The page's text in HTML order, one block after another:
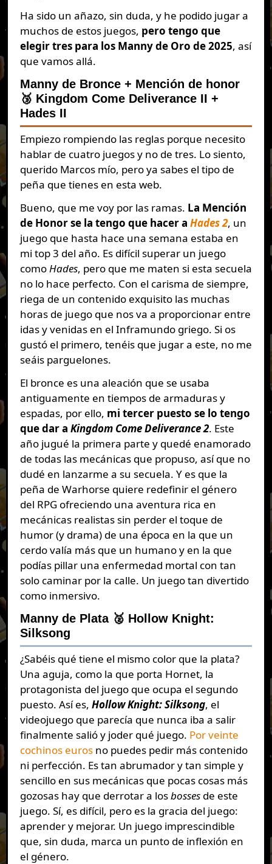
Ha sido un añazo, sin duda, y he podido jugar a
muchos de estos juegos, pero tengo que
elegir tres para los Manny de Oro de 2025, así
que vamos allá.
Manny de Bronce + Mención de honor
🥉 Kingdom Come Deliverance II +
Hades II
Empiezo rompiendo las reglas porque necesito
hablar de cuatro juegos y no de tres. Lo siento,
querido Marcos mío, pero ya sabes el tipo de
peña que tienes en esta web.
Bueno, que me voy por las ramas. La Mención
de Honor se la tengo que hacer a Hades 2, un
juego que hasta hace una semana estaba en
mi top 3 del año. Es difícil superar un juego
comoHades, pero que me maten si esta secuela
no lo hace perfecto. Con el carisma de siempre,
riega de un contenido exquisito las muchas
horas de juego que nos va a proporcionar entre
idas y venidas en el Inframundo griego. Si os
gustó el primero, tenéis que jugar a este, no me
seáis parguelones.
El bronce es una aleación que se usaba
antiguamente en tiempos de armaduras y
espadas, por ello, mi tercer puesto se lo tengo
que dar a Kingdom Come Deliverance 2. Este
año jugué la primera parte y quedé enamorado
de todas las mecánicas que propuso, así que no
dudé en lanzarme a su secuela. Y es que la
peña de Warhorse quiere redefinir el género
del RPG ofreciendo una aventura rica en
mecánicas realistas sin perder el toque de
humor (y drama) de una época en la que un
cerdo valía más que un humano y en la que
podías pillar una enfermedad mortal con tan
solo caminar por la calle. Un juego tan divertido
como inmersivo.
Manny de Plata 🥈 Hollow Knight:
Silksong
¿Sabéis qué tiene el mismo color que la plata?
Una aguja, como la que porta Hornet, la
protagonista del juego que ocupa el segundo
puesto. Así es, Hollow Knight: Silksong, el
videojuego que parecía que nunca iba a salir
finalmente salió y joder qué juego. Por veinte
cochinos eurosno puedes pedir más contenido
ni perfección. Es tan abrumador y tan simple y
sencillo en sus mecánicas que pocas cosas más
gozosas hay que derrotar a losbossesde este
juego. Sí, es difícil, pero es la gracia del juego:
aprender y mejorar. Un juego imprescindible
que, sin duda, marca un punto de inflexión en
el género.